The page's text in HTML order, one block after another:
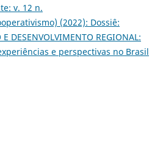
v. 12 n.
(2022): Dossiê:
DESENVOLVIMENTO REGIONAL:
e perspectivas no Brasil